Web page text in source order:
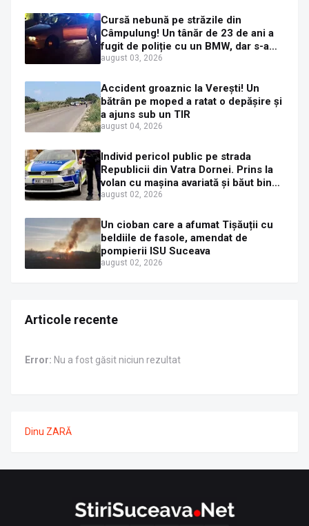
Cursă nebună pe străzile din
Câmpulung! Un tânăr de 23 de ani a
fugit de poliție cu un BMW, dar s-a
oprit într-un gard de pe strada
august 03, 2026
Accident groaznic la Verești! Un
bătrân pe moped a ratat o depășire și
a ajuns sub un TIR
august 04, 2026
Individ pericol public pe strada
Republicii din Vatra Dornei. Prins la
volan cu mașina avariată și băut bine,
în plină zi
august 02, 2026
Un cioban care a afumat Tișăuții cu
beldiile de fasole, amendat de
pompierii ISU Suceava
august 02, 2026
Articole recente
Error: Nu a fost găsit niciun rezultat
Dinu ZARĂ